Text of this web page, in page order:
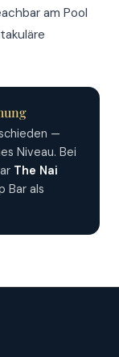
am Pool
—
Niveau. Bei
The Nai
Bar als